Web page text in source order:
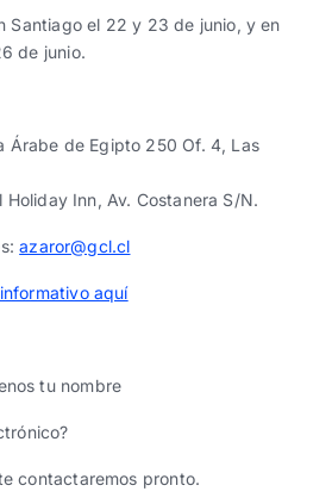
Santiago el 22 y 23 de junio, y en
de junio.
Árabe de Egipto 250 Of. 4, Las
Holiday Inn, Av. Costanera S/N.
azaror@gcl.cl
aquí
tu nombre
contactaremos pronto.